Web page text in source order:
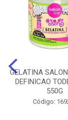
GELATINA
DEFINICAO
550G
Código: